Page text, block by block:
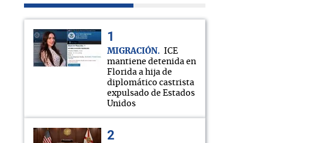
MIGRACIÓN
ICE
mantiene detenida en
Florida a hija de
diplomático castrista
expulsado de Estados
Unidos